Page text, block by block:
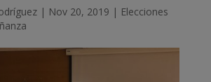
| Nov 20, 2019 | Elecciones